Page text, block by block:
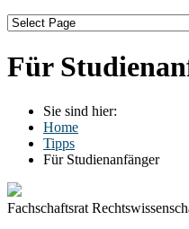
Für
Sie sind hier:
Home
Tipps
Für Studienanfänger
Fachschaftsrat